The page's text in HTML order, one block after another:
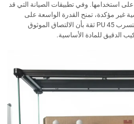
على استخدامها. وفي تطبيقات الصيانة التي قد
غير مؤكدة، تمنح القدرة الواسعة على
الالتصاق التي يتمتع بها مانع التسرب PU 45 ثقة بأن الالتصاق الموثوق
الدقيق للمادة الأساسية.